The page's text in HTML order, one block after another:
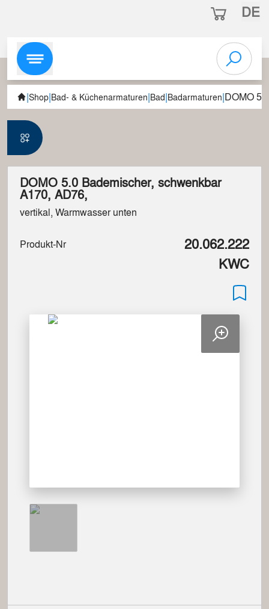
DE
|Shop|Bad- & Küchenarmaturen|Bad|Badarmaturen|DOMO
DOMO 5.0 Bademischer, schwenkbar
A170, AD76,
vertikal, Warmwasser unten
Produkt-Nr
20.062.222
KWC